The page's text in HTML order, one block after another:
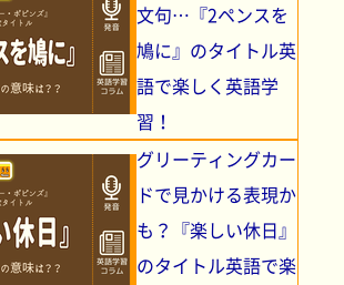
文句…『2ペンスを
鳩に』のタイトル英
語で楽しく英語学
習！
グリーティングカー
ドで見かける表現か
も？『楽しい休日』
のタイトル英語で楽